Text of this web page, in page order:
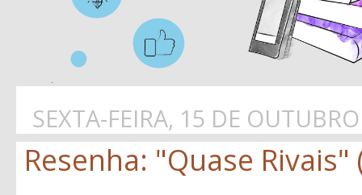
SEXTA-FEIRA, 15 DE
Resenha: "Quase Rivais"